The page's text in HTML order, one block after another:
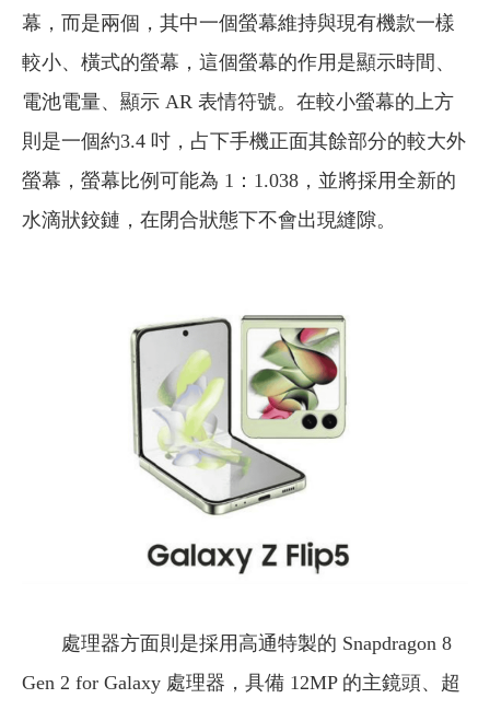
幕，而是兩個，其中一個螢幕維持與現有機款一樣
較小、橫式的螢幕，這個螢幕的作用是顯示時間、
電池電量、顯示 AR 表情符號。在較小螢幕的上方
則是一個約3.4 吋，占下手機正面其餘部分的較大外
螢幕，螢幕比例可能為 1：1.038，並將採用全新的
水滴狀鉸鏈，在閉合狀態下不會出現縫隙。
處理器方面則是採用高通特製的 Snapdragon 8
Gen 2 for Galaxy 處理器，具備 12MP 的主鏡頭、超